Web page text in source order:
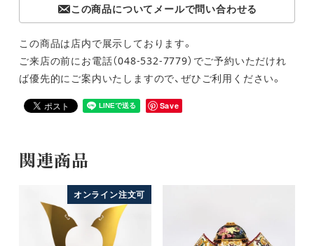
この商品についてメールで問い合わせる
この商品は店内で展示しております。
ご来店の前にお電話（048-532-7779）でご予約いただけれ
ば優先的にご案内いたしますので、ぜひご利用ください。
Save
関連商品
オンライン注文可